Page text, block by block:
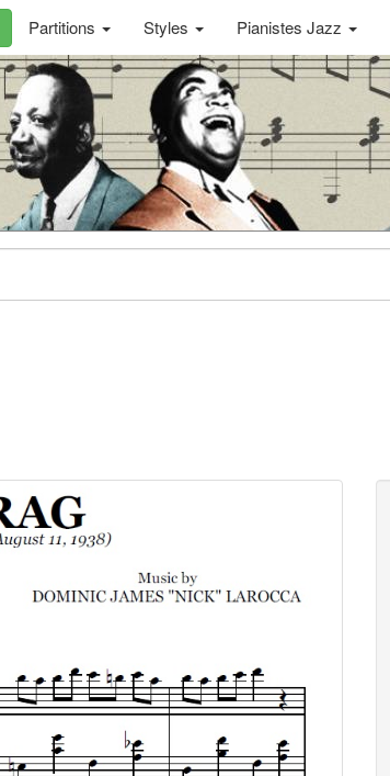
Partitions Styles Pianistes Jazz